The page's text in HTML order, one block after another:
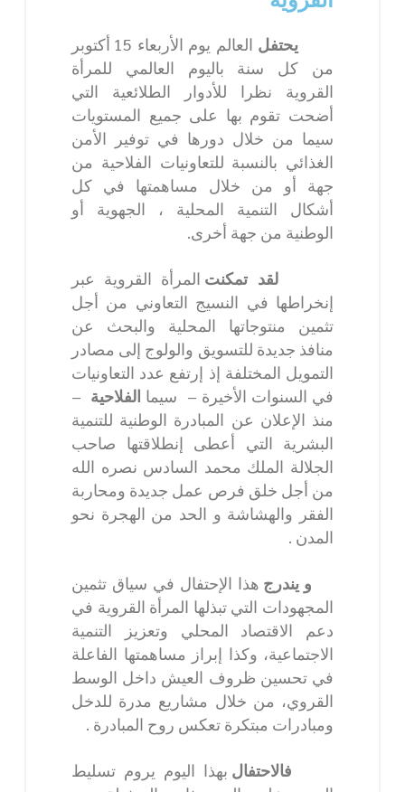
يحتفل
العالم يوم الأربعاء 15 أكتوبر
من كل سنة باليوم العالمي للمرأة
القروية نظرا للأدوار الطلائعية التي
أضحت تقوم بها على جميع المستويات
سيما من خلال دورها في توفير الأمن
الغذائي بالنسبة للتعاونيات الفلاحية من
جهة أو من خلال مساهمتها في كل
أشكال التنمية المحلية ، الجهوية أو
الوطنية من جهة أخرى.
لقد تمكنت المرأة القروية عبر
إنخراطها في النسيج التعاوني من أجل
تثمين منتوجاتها المحلية والبحث عن
منافذ جديدة للتسويق والولوج إلى مصادر
التمويل المختلفة إذ إرتفع عدد التعاونيات
في السنوات الأخيرة – سيما الفلاحية –
منذ الإعلان عن المبادرة الوطنية للتنمية
البشرية التي أعطى إنطلاقتها صاحب
الجلالة الملك محمد السادس نصره الله
من أجل خلق فرص عمل جديدة ومحاربة
الفقر والهشاشة و الحد من الهجرة نحو
المدن .
و يندرج هذا الإحتفال في سياق تثمين
المجهودات التي تبذلها المرأة القروية في
دعم الاقتصاد المحلي وتعزيز التنمية
الاجتماعية، وكذا إبراز مساهمتها الفاعلة
في تحسين ظروف العيش داخل الوسط
القروي، من خلال مشاريع مدرة للدخل
ومبادرات مبتكرة تعكس روح المبادرة .
فالاحتفال بهذا اليوم يروم تسليط